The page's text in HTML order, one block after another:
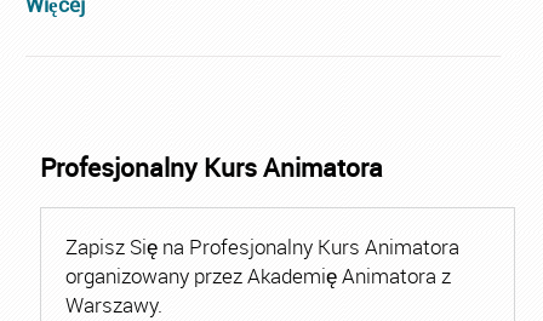
Profesjonalny Kurs Animatora
Zapisz Się na Profesjonalny Kurs Animatora
organizowany przez Akademię Animatora z
Warszawy.